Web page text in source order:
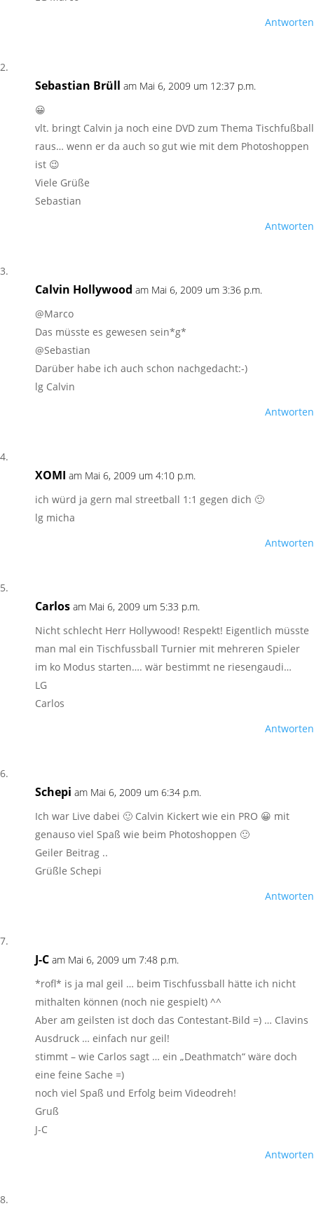
Antworten
Sebastian Brüll am Mai 6, 2009 um 12:37 p.m.
😀
vlt. bringt Calvin ja noch eine DVD zum Thema Tischfußball
raus… wenn er da auch so gut wie mit dem Photoshoppen
ist 😉
Viele Grüße
Sebastian
Antworten
Calvin Hollywood am Mai 6, 2009 um 3:36 p.m.
@Marco
Das müsste es gewesen sein*g*
@Sebastian
Darüber habe ich auch schon nachgedacht:-)
lg Calvin
Antworten
XOMI am Mai 6, 2009 um 4:10 p.m.
ich würd ja gern mal streetball 1:1 gegen dich 🙂
lg micha
Antworten
Carlos am Mai 6, 2009 um 5:33 p.m.
Nicht schlecht Herr Hollywood! Respekt! Eigentlich müsste
man mal ein Tischfussball Turnier mit mehreren Spieler
im ko Modus starten…. wär bestimmt ne riesengaudi…
LG
Carlos
Antworten
Schepi am Mai 6, 2009 um 6:34 p.m.
Ich war Live dabei 🙂 Calvin Kickert wie ein PRO 😀 mit
genauso viel Spaß wie beim Photoshoppen 🙂
Geiler Beitrag ..
Grüßle Schepi
Antworten
J-C am Mai 6, 2009 um 7:48 p.m.
*rofl* is ja mal geil … beim Tischfussball hätte ich nicht
mithalten können (noch nie gespielt) ^^
Aber am geilsten ist doch das Contestant-Bild =) … Clavins
Ausdruck … einfach nur geil!
stimmt – wie Carlos sagt … ein „Deathmatch“ wäre doch
eine feine Sache =)
noch viel Spaß und Erfolg beim Videodreh!
Gruß
J-C
Antworten